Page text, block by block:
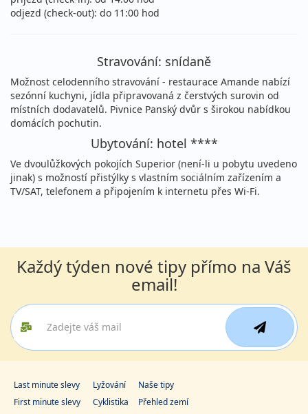
Sleva 3% 4 950 Kč 4 790 Kč
14.09. - 16.09.2026
pondělí - středa
snídaně
vlastní
Sleva 3% 4 950 Kč 4 790 Kč
cena za 3 dny (2 noci) Podrobnosti
18.09. - 20.09.2026
pátek - neděle
snídaně
vlastní
Sleva 3%4 950 Kč 4 790 Kč
cena za 3 dny (2 noci) Podrobnosti
Sleva 3% 4 950 Kč 4 790 Kč
cena za 3 dny (2 noci) Podrobnosti
21.09. - 23.09.2026
pondělí - středa
snídaně
Sleva 3%4 950 Kč 4 790 Kč
cena za 3 dny (2 noci)
25.09. - 27.09.2026
pátek - neděle
vlastní
odjezd (check-out): do 11:00 hod
Stravování: snídaně
Možnost celodenního stravování - restaurace Amande nabízí
sezónní kuchyni, jídla připravovaná z čerstvých surovin od
místních dodavatelů. Pivnice Panský dvůr s širokou nabídkou
domácích pochutin.
Ubytování: hotel ****
Ve dvoulůžkových pokojích Superior (není-li u pobytu uvedeno
jinak) s možností přistýlky s vlastním sociálním zařízením a
TV/SAT, telefonem a připojením k internetu přes Wi-Fi.
Každý týden nové tipy přímo na Váš
email!
Last minute slevy
First minute slevy
Lyžování
Cyklistika
Naše tipy
Přehled zemí